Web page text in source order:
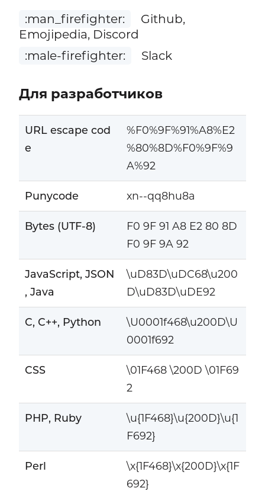
:man_firefighter:
Github,
Emojipedia, Discord
:male-firefighter:
Slack
Для разработчиков
URL escape cod
e
%F0%9F%91%A8%E2
%80%8D%F0%9F%9
A%92
Punycode xn--qq8hu8a
Bytes (UTF-8)
F0 9F 91 A8 E2 80 8D
F0 9F 9A 92
JavaScript, JSON
, Java
\uD83D\uDC68\u200
D\uD83D\uDE92
C, C++, Python
\U0001f468\u200D\U
0001f692
CSS
\01F468 \200D \01F69
2
PHP, Ruby
\u{1F468}\u{200D}\u{1
F692}
Perl
\x{1F468}\x{200D}\x{1F
692}